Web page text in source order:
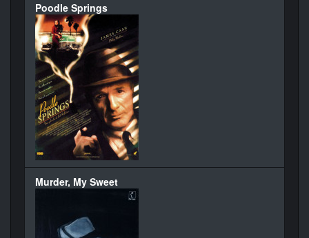
Poodle Springs
Murder, My Sweet